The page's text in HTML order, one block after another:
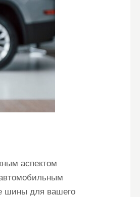
аспектом
шины для вашего